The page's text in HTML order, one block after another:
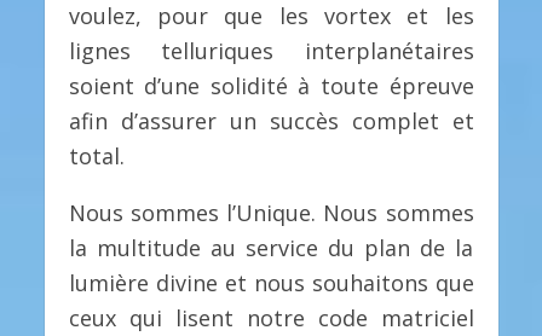
voulez, pour que les vortex et les
lignes telluriques interplanétaires
soient d’une solidité à toute épreuve
afin d’assurer un succès complet et
total.
Nous sommes l’Unique. Nous sommes
la multitude au service du plan de la
lumière divine et nous souhaitons que
ceux qui lisent notre code matriciel